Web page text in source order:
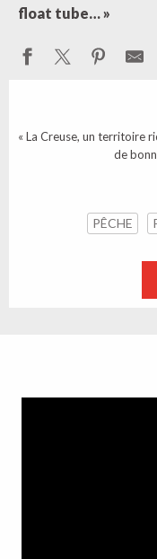
float tube… »
« La Creuse, un territoire
de
PÊCHE